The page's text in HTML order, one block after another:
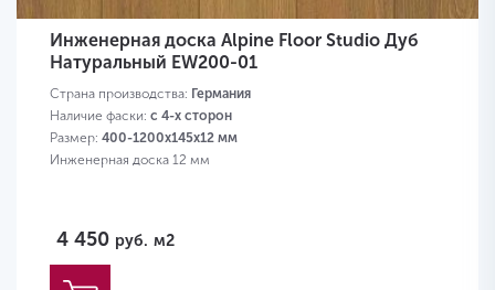
Инженерная доска Alpine Floor Studio Дуб
Натуральный EW200-01
Страна производства: Германия
Наличие фаски: с 4-х сторон
Размер: 400-1200х145х12 мм
Инженерная доска 12 мм
4 450 руб. м2